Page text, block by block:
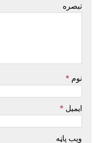
تبصره
نوم *
ایمیل *
ویب پاڼه